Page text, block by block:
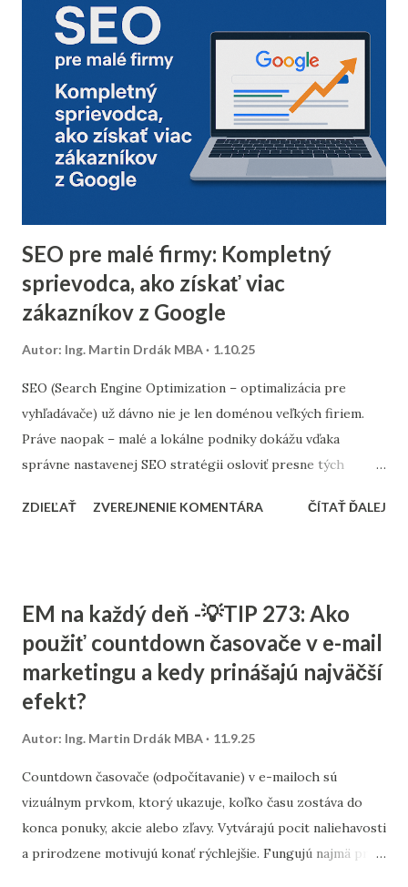
Odfiltrovanie neaktívnych používateľov, starých alebo
neoverených e-mailov vám pomôže zvýšiť mieru
doručiteľnosti a znížiť riziko, že vaše e-maily skončia v
spam priečinku. Zamerajte sa najmä na tých príjemcov, ktorí
dlhodobo neotvárali e-maily – zvážte, či má zmysel ich
osloviť špeciálnou reaktivačnou kampaňou, alebo ich radšej
úplne odstrániť z databázy. 2. Segmentácia kontaktov podľa
minuloročnej v...
SEO pre malé firmy: Kompletný
sprievodca, ako získať viac
zákazníkov z Google
Autor: Ing. Martin Drdák MBA 1.10.25
SEO (Search Engine Optimization – optimalizácia pre
vyhľadávače) už dávno nie je len doménou veľkých firiem.
Práve naopak – malé a lokálne podniky dokážu vďaka
správne nastavenej SEO stratégii osloviť presne tých
ako nastaviť SEO tak, aby fungovalo aj pri menšom
osloviť zákazníkov z celého Slovenska alebo len z vášho
mesta? Výskum kľúčových slov – zistite, čo ľudia hľadajú.
Namiesto všeobecných výrazov typu „kaviareň“ skúste
„kaviareň Bratislava Staré Mesto“ alebo „zdravé obedy
firmy vo vašom segmente. ➡️ Viac sa tejto téme venujeme v
článku: „Ako nájsť správne kľúčové slová pre malé firmy“ 2.
On-page SEO (čo viete spraviť priamo na webe) Tu ide o
úpravu obsahu a technických prvko...
ZDIEĽAŤ ZVEREJNENIE KOMENTÁRA ČÍTAŤ ĎALEJ
EM na každý deň -💡TIP 273: Ako
použiť countdown časovače v e-mail
marketingu a kedy prinášajú najväčší
efekt?
Autor: Ing. Martin Drdák MBA 11.9.25
Countdown časovače (odpočítavanie) v e-mailoch sú
vizuálnym prvkom, ktorý ukazuje, koľko času zostáva do
konca ponuky, akcie alebo zľavy. Vytvárajú pocit naliehavosti
a prirodzene motivujú konať rýchlejšie. Fungujú najmä pri